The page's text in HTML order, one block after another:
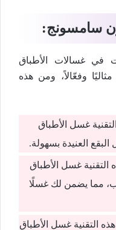
سامسونج:
في غسالات الأطباق
وفعّالاً، ومن هذه
غسل الأطباق
العنيدة بسهولة.
التقنية غسل الأطباق
مما يضمن لك غسلًا
التقنية غسل الأطباق